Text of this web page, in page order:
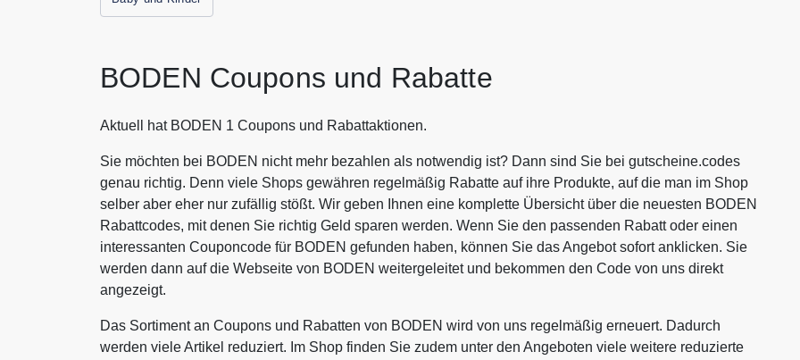
BODEN Coupons und Rabatte
Aktuell hat BODEN 1 Coupons und Rabattaktionen.
Sie möchten bei BODEN nicht mehr bezahlen als notwendig ist? Dann sind Sie bei gutscheine.codes
genau richtig. Denn viele Shops gewähren regelmäßig Rabatte auf ihre Produkte, auf die man im Shop
selber aber eher nur zufällig stößt. Wir geben Ihnen eine komplette Übersicht über die neuesten BODEN
Rabattcodes, mit denen Sie richtig Geld sparen werden. Wenn Sie den passenden Rabatt oder einen
interessanten Couponcode für BODEN gefunden haben, können Sie das Angebot sofort anklicken. Sie
werden dann auf die Webseite von BODEN weitergeleitet und bekommen den Code von uns direkt
angezeigt.
Das Sortiment an Coupons und Rabatten von BODEN wird von uns regelmäßig erneuert. Dadurch
werden viele Artikel reduziert. Im Shop finden Sie zudem unter den Angeboten viele weitere reduzierte